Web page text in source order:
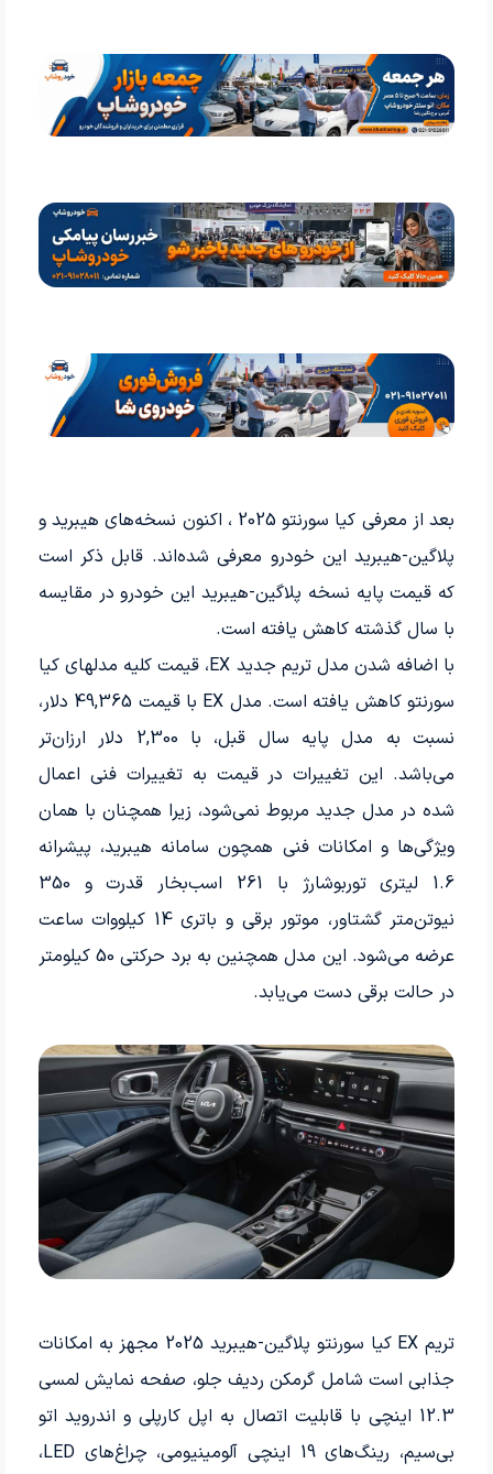
بعد از معرفی کیا سورنتو 2025 ، اکنون نسخه‌های هیبرید و
پلاگین-هیبرید این خودرو معرفی شده‌اند. قابل ذکر است
که قیمت پایه نسخه پلاگین-هیبرید این خودرو در مقایسه
با سال گذشته کاهش یافته است.
با اضافه شدن مدل تریم جدید EX، قیمت کلیه مدل­های کیا
سورنتو کاهش یافته است. مدل EX با قیمت 49,365 دلار،
نسبت به مدل پایه سال قبل، با 2,300 دلار ارزان‌تر
می‌باشد. این تغییرات در قیمت به تغییرات فنی اعمال
شده در مدل جدید مربوط نمی‌شود، زیرا همچنان با همان
ویژگی‌ها و امکانات فنی همچون سامانه هیبرید، پیشرانه
1.6 لیتری توربوشارژ با 261 اسب‌­بخار قدرت و 350
نیوتن‌متر گشتاور، موتور برقی و باتری 14 کیلووات ساعت
عرضه می‌شود. این مدل همچنین به برد حرکتی 50 کیلومتر
در حالت برقی دست می‌یابد.
تریم EX کیا سورنتو پلاگین-هیبرید 2025 مجهز به امکانات
جذابی است شامل گرمکن ردیف جلو، صفحه نمایش لمسی
12.3 اینچی با قابلیت اتصال به اپل کارپلی و اندروید اتو
بی‌سیم، رینگ‌های 19 اینچی آلومینیومی، چراغ‌های LED،